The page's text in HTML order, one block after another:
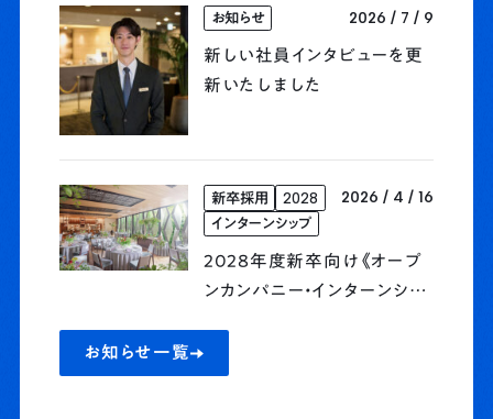
お知らせ 2026 / 7 / 9
新しい社員インタビューを更
新いたしました
新卒採用
2028
インターンシップ
2026 / 4 / 16
2028年度新卒向け《オープ
ンカンパニー・インターンシッ
お知らせ一覧